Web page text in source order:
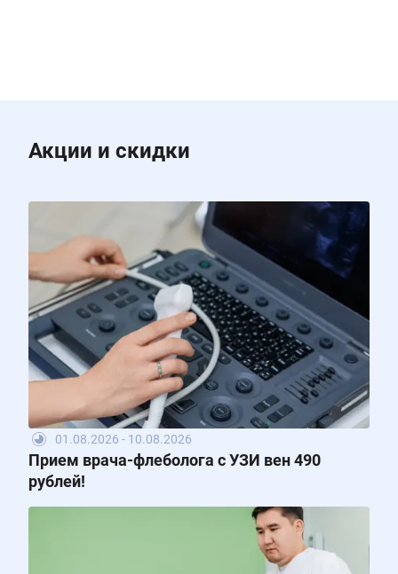
Акции и скидки
01.08.2026 - 10.08.2026
Прием врача-флеболога с УЗИ вен 490
рублей!